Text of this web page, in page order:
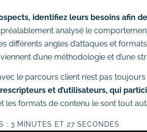
identifiez leurs besoins afin
analysé le
différents angles d’attaques et
d’une méthodologie et d’une
le parcours client n’est pas
et d’utilisateurs, qui
les formats de contenu le sont tout
: 3 MINUTES ET 27 SECONDES